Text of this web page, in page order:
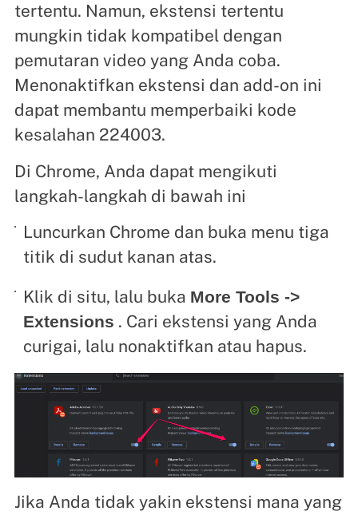
tertentu. Namun, ekstensi tertentu
mungkin tidak kompatibel dengan
pemutaran video yang Anda coba.
Menonaktifkan ekstensi dan add-on ini
dapat membantu memperbaiki kode
kesalahan 224003.
Di Chrome, Anda dapat mengikuti
langkah-langkah di bawah ini
Luncurkan Chrome dan buka menu tiga
titik di sudut kanan atas.
Klik di situ, lalu buka More Tools ->
Extensions . Cari ekstensi yang Anda
curigai, lalu nonaktifkan atau hapus.
Jika Anda tidak yakin ekstensi mana yang